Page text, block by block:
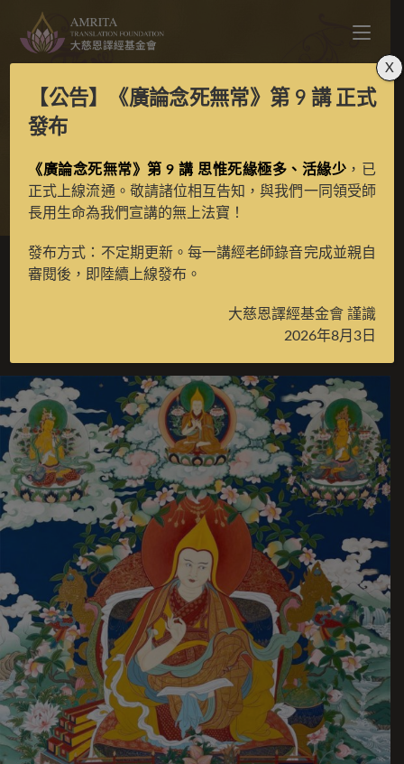
> 典藏館 > 典藏唐卡
克主傑大師彩唐
【公告】 《廣論念死無常》第 9 講正式
發布
《廣論念死無常》第 9 講 思惟死緣極多、活緣少 ，已
正式上線流通。敬請諸位相互告知，與我們一同領受師
長用生命為我們宣講的無上法寶！
發布方式：不定期更新。每一講經老師錄音完成並親自
審閱後，即陸續上線發布。
大慈恩譯經基金會 謹識
2026年8月3日
X